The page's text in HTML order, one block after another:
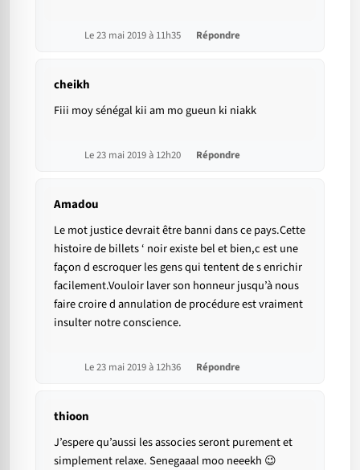
Le 23 mai 2019 à 11h35 Répondre
cheikh
Fiii moy sénégal kii am mo gueun ki niakk
Le 23 mai 2019 à 12h20 Répondre
Amadou
Le mot justice devrait être banni dans ce pays.Cette
histoire de billets ‘ noir existe bel et bien,c est une
façon d escroquer les gens qui tentent de s enrichir
facilement.Vouloir laver son honneur jusqu’à nous
faire croire d annulation de procédure est vraiment
insulter notre conscience.
Le 23 mai 2019 à 12h36 Répondre
thioon
J’espere qu’aussi les associes seront purement et
simplement relaxe. Senegaaal moo neeekh 😉